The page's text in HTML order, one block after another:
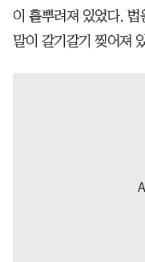
이 흩뿌려져 있었다. 법
말이 갈기갈기 찢어져